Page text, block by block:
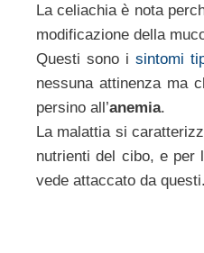
La celiachia è nota
modificazione della
Questi sono i sintomi
nessuna attinenza ma
persino all’anemia.
La malattia si
nutrienti del cibo, e per
vede attaccato da questi.